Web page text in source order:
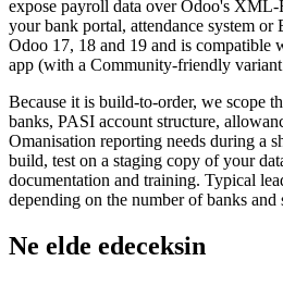
expose payroll data over Odoo's
your bank portal, attendance system or
Odoo 17, 18 and 19 and is compatible
app (with a Community-friendly
Because it is build-to-order, we scope
banks, PASI account structure,
Omanisation reporting needs during a
build, test on a staging copy of your
documentation and training. Typical
depending on the number of banks
Ne elde edeceksin